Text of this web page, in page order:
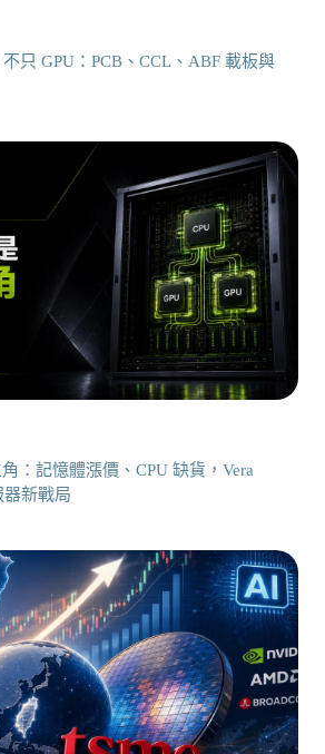
只 GPU：PCB、CCL、ABF 載板與
：記憶體漲價、CPU 缺貨，Vera
新戰局